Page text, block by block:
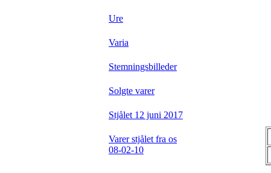
Ure
Varia
Stemningsbilleder
Solgte varer
Stjålet 12 juni 2017
Varer stjålet fra os
08-02-10